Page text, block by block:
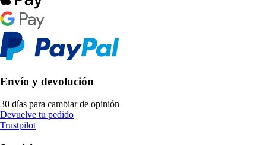
Envío y devolución
30 días para cambiar de opinión
Devuelve tu pedido
Trustpilot